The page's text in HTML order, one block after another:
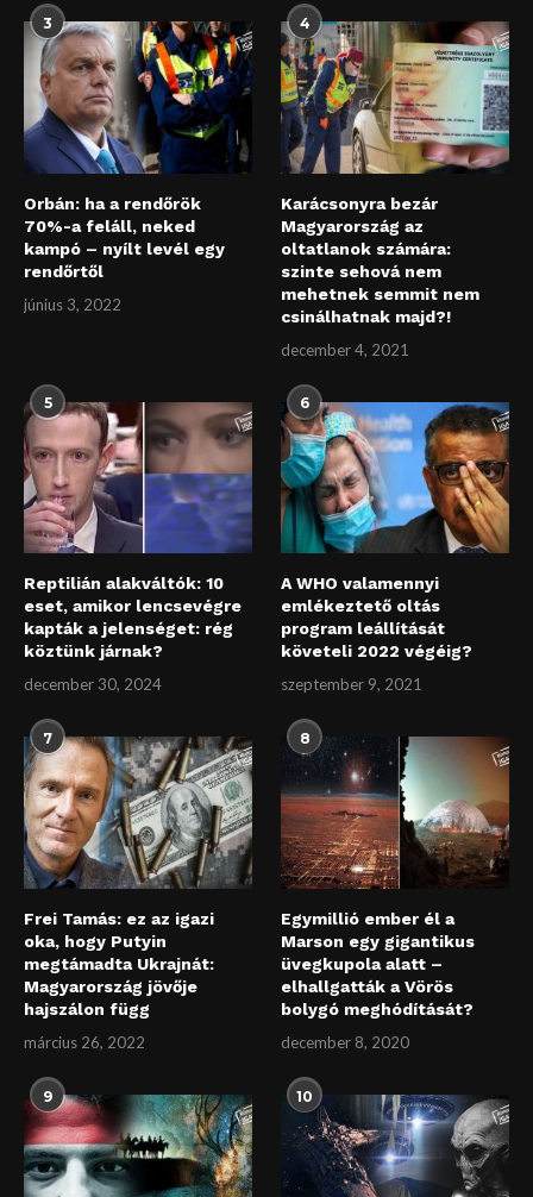
3
Orbán: ha a rendőrök
70%-a feláll, neked
kampó – nyílt levél egy
rendőrtől
június 3, 2022
4
Karácsonyra bezár
Magyarország az
oltatlanok számára:
szinte sehová nem
mehetnek semmit nem
csinálhatnak majd?!
december 4, 2021
5
Reptilián alakváltók: 10
eset, amikor lencsevégre
kapták a jelenséget: rég
köztünk járnak?
december 30, 2024
6
A WHO valamennyi
emlékeztető oltás
program leállítását
követeli 2022 végéig?
szeptember 9, 2021
7
Frei Tamás: ez az igazi
oka, hogy Putyin
megtámadta Ukrajnát:
Magyarország jövője
hajszálon függ
március 26, 2022
8
Egymillió ember él a
Marson egy gigantikus
üvegkupola alatt –
elhallgatták a Vörös
bolygó meghódítását?
december 8, 2020
9 10